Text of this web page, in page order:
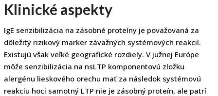
Klinické aspekty
IgE senzibilizácia na zásobné proteíny je považovaná za
dôležitý rizikový marker závažných systémových reakcií.
Existujú však veľké geografické rozdiely. V južnej Európe
môže senzibilizácia na nsLTP komponentovú zložku
alergénu lieskového orechu mať za následok systémovú
reakciu hoci samotný LTP nie je zásobný proteín, ale patrí